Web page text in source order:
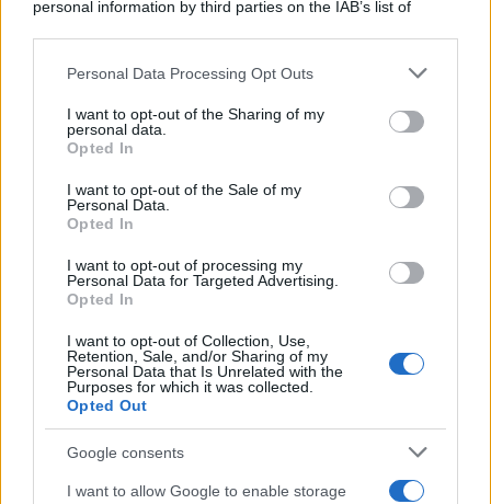
personal information by third parties on the IAB’s list of
This information may also be disclosed by us to third parties
disclose it to other third parties.
Please note that this website/app uses one or more Google
services and may gather and store information including but
not limited to your visit or usage behaviour. You may click to
grant or deny consent to Google and its third-party tags to
consent section.
Personal Data Processing Opt Outs
I want to opt-out of the Sharing of my
personal data.
Opted In
I want to opt-out of the Sale of my
Personal Data.
Opted In
I want to opt-out of processing my
Personal Data for Targeted Advertising.
Opted In
I want to opt-out of Collection, Use,
Retention, Sale, and/or Sharing of my
Personal Data that Is Unrelated with the
Purposes for which it was collected.
Opted Out
Google consents
I want to allow Google to enable storage
Cinema /
Saturnia Film Festival 2024: una vetrina per i
nuovi talenti
Trattative /Qualcosa inizia a muoversi anche in Serie A
Brasile /Ancelotti sarà il nuovo C.T. della Selecão dal 2024